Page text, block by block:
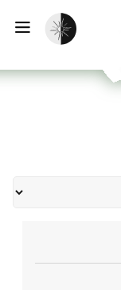
הפעלת מצב כהה